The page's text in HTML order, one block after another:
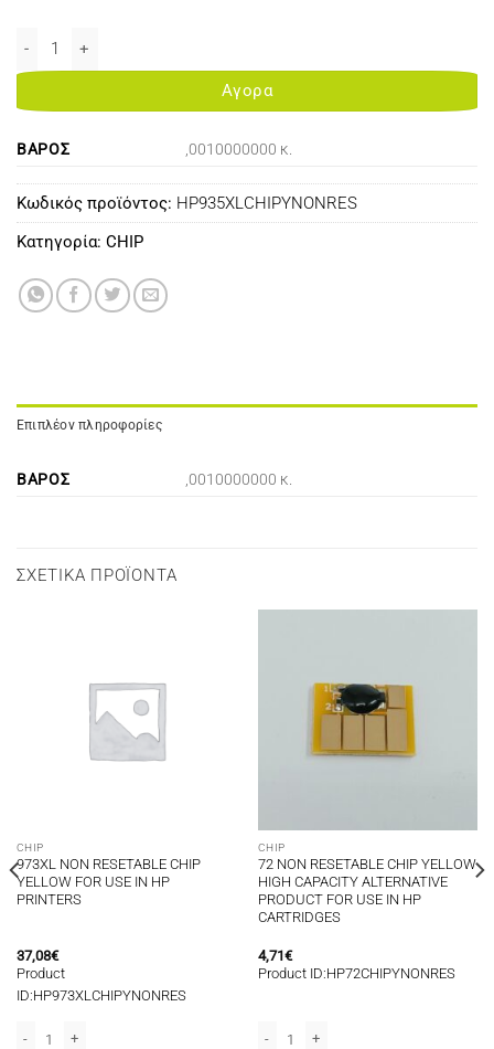
935XL NON RESETABLE CHIP YELLOW ALTERNATIVE PRODUCT
Αγορα
ΒΆΡΟΣ ,0010000000 κ.
Κωδικός προϊόντος: HP935XLCHIPYNONRES
Κατηγορία: CHIP
Επιπλέον πληροφορίες
ΒΆΡΟΣ ,0010000000 κ.
ΣΧΕΤΙΚΆ ΠΡΟΪΌΝΤΑ
CHIP
973XL NON RESETABLE CHIP
YELLOW FOR USE IN HP
PRINTERS
37,08€
Product
ID:HP973XLCHIPYNONRES
CHIP
72 NON RESETABLE CHIP YELLOW
HIGH CAPACITY ALTERNATIVE
PRODUCT FOR USE IN HP
CARTRIDGES
4,71€
Product ID:HP72CHIPYNONRES